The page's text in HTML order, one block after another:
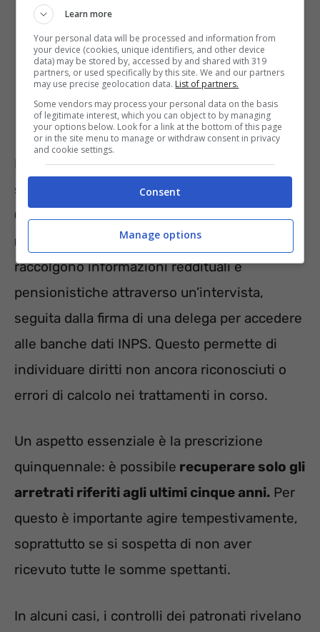
Le verifiche effettuate dai patronati si basano
sull’
analisi di documenti come il modello
ObisM, lacertificazione unicae icedolini
mensili.
Durante il controllo, gli operatori
raccolgono informazioni reddituali e
pensionistiche attraverso un’intervista,
seguita dalla firma di una delega per accedere
alle banche dati INPS. Questo permette di
individuare diritti non ancora riconosciuti o
errori di calcolo nei trattamenti in corso.
Un aspetto essenziale è la prescrizione
quinquennale: è possibile recuperare solo gli
arretrati riferiti agli ultimi cinque anni. Per
questo è importante agire tempestivamente,
soprattutto se si sospetta di non aver
ricevuto tutte le somme spettanti.
In alcuni casi, i controlli dei patronati rivelano
Learn more
Your personal data will be processed and information from
your device (cookies, unique identifiers, and other device
data) may be stored by, accessed by and shared with 319
partners, or used specifically by this site. We and our partners
may use precise geolocation data. List of partners.
Some vendors may process your personal data on the basis
of legitimate interest, which you can object to by managing
your options below. Look for a link at the bottom of this page
or in the site menu to manage or withdraw consent in privacy
and cookie settings.
Consent
Manage options